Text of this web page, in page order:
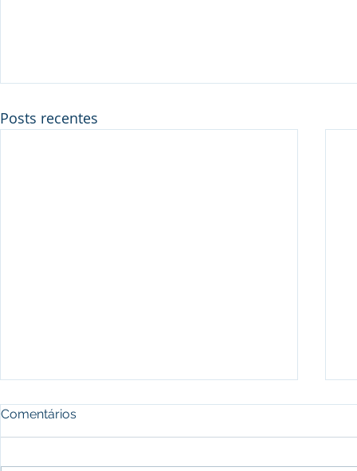
Posts recentes
Comentários